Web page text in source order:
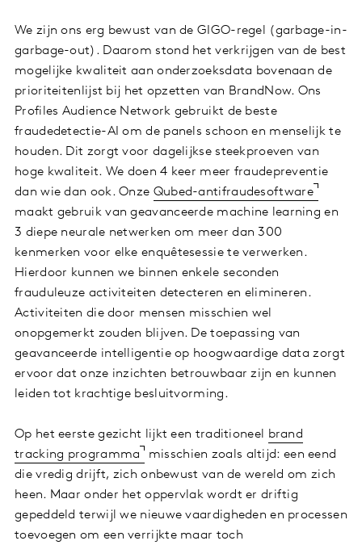
We zijn ons erg bewust van de GIGO-regel (garbage-in-
garbage-out). Daarom stond het verkrijgen van de best
mogelijke kwaliteit aan onderzoeksdata bovenaan de
prioriteitenlijst bij het opzetten van BrandNow. Ons
Profiles Audience Network gebruikt de beste
fraudedetectie-AI om de panels schoon en menselijk te
houden. Dit zorgt voor dagelijkse steekproeven van
hoge kwaliteit. We doen 4 keer meer fraudepreventie
dan wie dan ook. Onze Qubed-antifraudesoftware
maakt gebruik van geavanceerde machine learning en
3 diepe neurale netwerken om meer dan 300
kenmerken voor elke enquêtesessie te verwerken.
Hierdoor kunnen we binnen enkele seconden
frauduleuze activiteiten detecteren en elimineren.
Activiteiten die door mensen misschien wel
onopgemerkt zouden blijven. De toepassing van
geavanceerde intelligentie op hoogwaardige data zorgt
ervoor dat onze inzichten betrouwbaar zijn en kunnen
leiden tot krachtige besluitvorming.
Op het eerste gezicht lijkt een traditioneel
brand
tracking programma
misschien zoals altijd: een eend
die vredig drijft, zich onbewust van de wereld om zich
heen. Maar onder het oppervlak wordt er driftig
gepeddeld terwijl we nieuwe vaardigheden en processen
toevoegen om een verrijkte maar toch